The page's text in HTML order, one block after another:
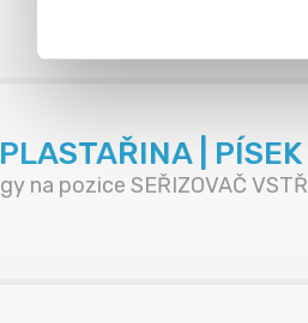
|
na pozice SEŘIZOVAČ